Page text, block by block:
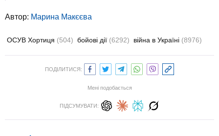
Автор: Марина Макєєва
ОСУВ Хортиця (504) бойові дії (6292) війна в Україні (8976)
ПОДІЛИТИСЯ:
Мені подобається
ПІДСУМУВАТИ: